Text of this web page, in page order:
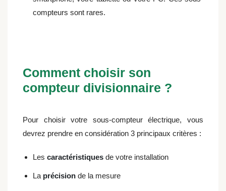
compteurs sont rares.
Comment choisir son
compteur divisionnaire ?
Pour choisir votre sous-compteur électrique, vous
devrez prendre en considération 3 principaux critères :
Les caractéristiques de votre installation
La précision de la mesure